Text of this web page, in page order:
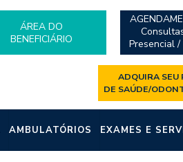
ÁREA DO
BENEFICIÁRIO
Presencial
ADQUIRA SEU
DE SAÚDE/
AMBULATÓRIOS EXAMES E